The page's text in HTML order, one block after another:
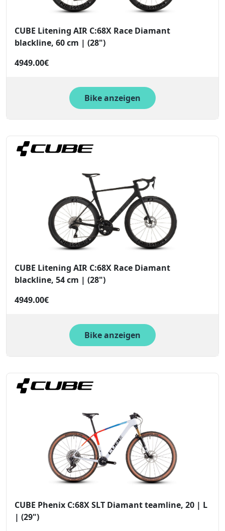
CUBE Litening AIR C:68X Race Diamant
blackline, 60 cm | (28")
4949.00€
Bike anzeigen
CUBE Litening AIR C:68X Race Diamant
blackline, 54 cm | (28")
4949.00€
Bike anzeigen
CUBE Phenix C:68X SLT Diamant teamline, 20 | L
| (29")